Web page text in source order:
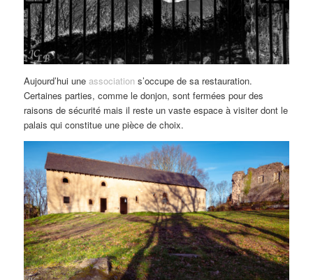
Aujourd’hui uneassociation s’occupe de sa restauration.
Certaines parties, comme le donjon, sont fermées pour des
raisons de sécurité mais il reste un vaste espace à visiter dont le
palais qui constitue une pièce de choix.